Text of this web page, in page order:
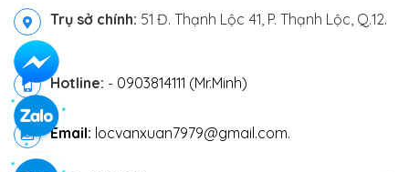
Trụ sở chính: 51 Đ. Thạnh Lộc 41, P. Thạnh Lộc, Q.12.
Hotline: - 0903814111 (Mr.Minh)
Email: locvanxuan7979@gmail.com.